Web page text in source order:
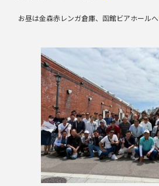
お昼は金森赤レンガ倉庫、函館ビアホールへ